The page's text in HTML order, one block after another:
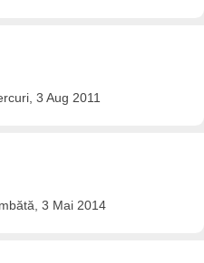
3 Aug 2011
3 Mai 2014